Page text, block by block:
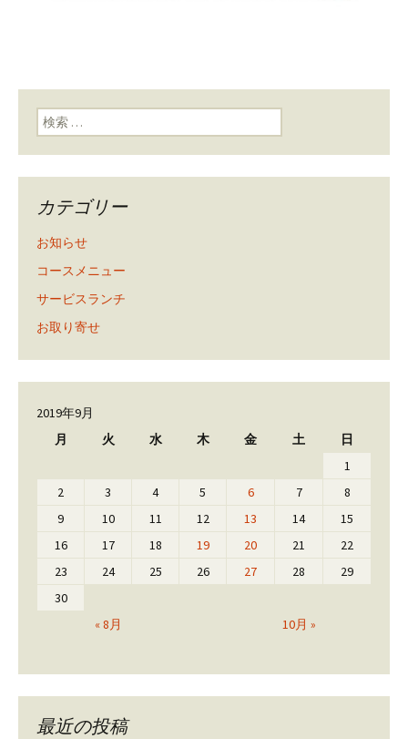
検索:
カテゴリー
お知らせ
コースメニュー
サービスランチ
お取り寄せ
2019年9月
月
火 水 木 金 土 日
« 8月 10月 »
1
2
3 4 5 6 7
8
9
10 11 12 13 14
15
16
17 18 19 20 21
22
23
24 25 26 27 28
29
30
最近の投稿